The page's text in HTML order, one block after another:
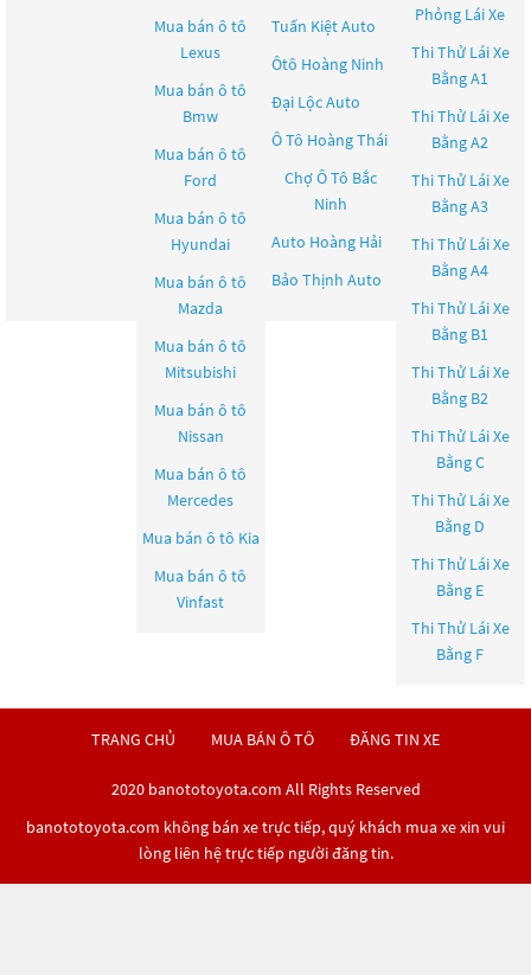
Mua bán ô tô
Lexus
Mua bán ô tô
Bmw
Mua bán ô tô
Ford
Mua bán ô tô
Hyundai
Mua bán ô tô
Mazda
Mua bán ô tô
Mitsubishi
Mua bán ô tô
Nissan
Mua bán ô tô
Mercedes
Mua bán ô tô Kia
Mua bán ô tô
Vinfast
Tuấn Kiệt Auto
Ôtô Hoàng Ninh
Đại Lộc Auto
Ô Tô Hoàng Thái
Chợ Ô Tô Bắc
Ninh
Auto Hoàng Hải
Bảo Thịnh Auto
Phỏng Lái Xe
Thi Thử Lái Xe
Bằng A1
Thi Thử Lái Xe
Bằng A2
Thi Thử Lái Xe
Bằng A3
Thi Thử Lái Xe
Bằng A4
Thi Thử Lái Xe
Bằng B1
Thi Thử Lái Xe
Bằng B2
Thi Thử Lái Xe
Bằng C
Thi Thử Lái Xe
Bằng D
Thi Thử Lái Xe
Bằng E
Thi Thử Lái Xe
Bằng F
TRANG CHỦ MUA BÁN Ô TÔ ĐĂNG TIN XE
2020 banototoyota.com All Rights Reserved
banototoyota.com không bán xe trực tiếp, quý khách mua xe xin vui
lòng liên hệ trực tiếp người đăng tin.